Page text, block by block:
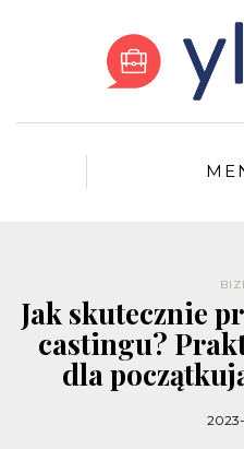
Jak skutecznie
castingu?
dla